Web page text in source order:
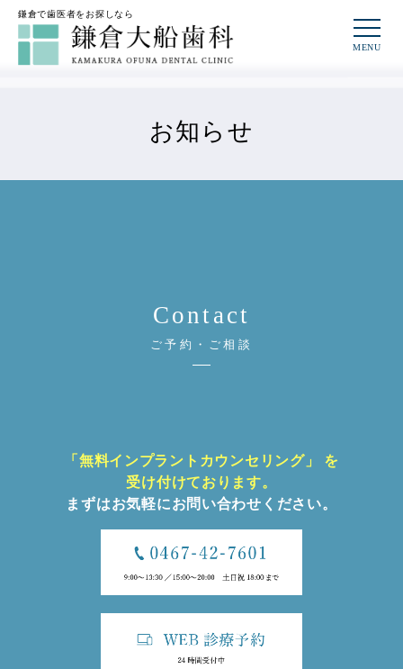
鎌倉で歯医者をお探しなら
お知らせ
Contact
ご予約・ご相談
「無料インプラントカウンセリング」 を
受け付けております。
まずはお気軽にお問い合わせください。